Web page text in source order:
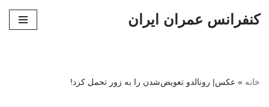
کنفرانس عمران ایران
خانه » عکس| رونالدو تعویض‌شدن را به زور تحمل کرد!